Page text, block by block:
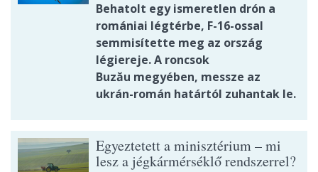
Behatolt egy ismeretlen drón a
romániai légtérbe, F-16-ossal
semmisítette meg az ország
légiereje. A roncsok
Buzău megyében, messze az
ukrán-román határtól zuhantak le.
Egyeztetett a minisztérium – mi
lesz a jégkármérséklő rendszerrel?